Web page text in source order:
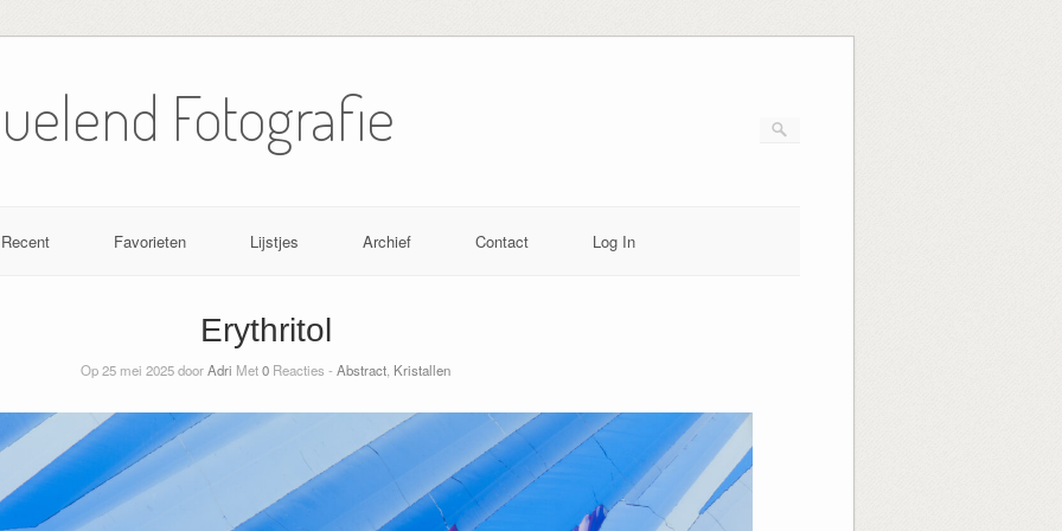
Fotografie
Recent Favorieten Lijstjes Archief Contact Log In
Erythritol
Op 25 mei 2025 doorAdri Met0 Reacties - Abstract Kristallen